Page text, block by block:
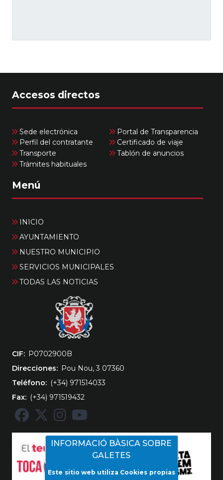
Accesos directos
Sede electrónica
Portal de Transparencia
Perfil del contratante
Certificado de viaje
Transporte
Tablón de anuncios
Trámites habituales
Menú
INICIO
AYUNTAMIENTO
NUESTRO MUNICIPIO
SERVICIOS MUNICIPALES
TODAS LAS NOTICIAS
CIF
‎P0702900B
Direcciones
Pou Nou, 3 07360
Teléfono
(+34) 971514033
Fax
(+34) 971519432
INFORMACIÓ BÀSICA SOBRE
GALETES
Este sitio web utiliza Cookies propias